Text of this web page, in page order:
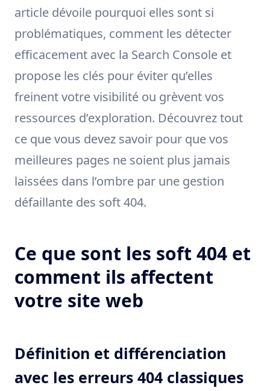
article dévoile pourquoi elles sont si
problématiques, comment les détecter
efficacement avec la Search Console et
propose les clés pour éviter qu’elles
freinent votre visibilité ou grèvent vos
ressources d’exploration. Découvrez tout
ce que vous devez savoir pour que vos
meilleures pages ne soient plus jamais
laissées dans l’ombre par une gestion
défaillante des soft 404.
Ce que sont les soft 404 et
comment ils affectent
votre site web
Définition et différenciation
avec les erreurs 404 classiques